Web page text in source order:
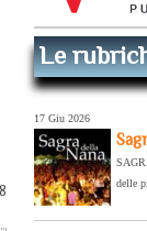
Le
17 Giu 2026
delle